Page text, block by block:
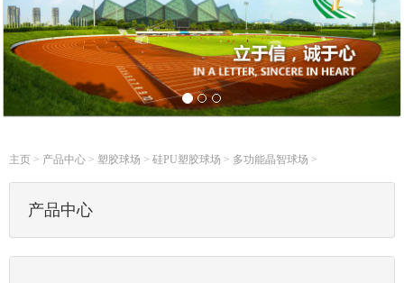
主页 > 产品中心 > 塑胶球场 > 硅PU塑胶球场 > 多功能晶智球场 >
产品中心